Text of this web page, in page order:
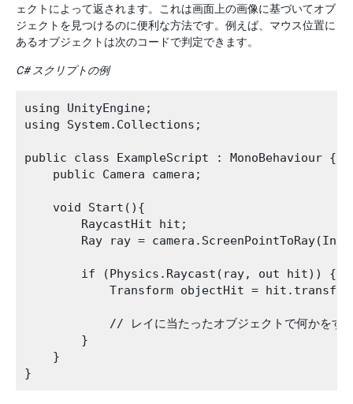
ェクトによって返されます。これは画面上の画像に基づいてオブ
ジェクトを見つけるのに便利な方法です。例えば、マウス位置に
あるオブジェクトは次のコードで判定できます。
C# スクリプトの例
using UnityEngine;
using System.Collections;
public class ExampleScript : MonoBehaviour {
    public Camera camera;
    void Start(){
        RaycastHit hit;
Ray ray =
        if (Physics.Raycast(ray, out hit)) {
Transform objectHit =
// レイに当たったオブジェクトで何かをす
        }
    }